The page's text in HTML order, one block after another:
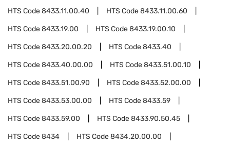
HTS Code8433.11.00.40 HTS Code8433.11.00.60
HTS Code8433.19.00 HTS Code8433.19.00.10
HTS Code8433.20.00.20 HTS Code8433.40
HTS Code8433.40.00.00 HTS Code8433.51.00.10
HTS Code8433.51.00.90 HTS Code8433.52.00.00
HTS Code8433.53.00.00 HTS Code8433.59
HTS Code8433.59.00 HTS Code8433.90.50.45
HTS Code8434 HTS Code8434.20.00.00